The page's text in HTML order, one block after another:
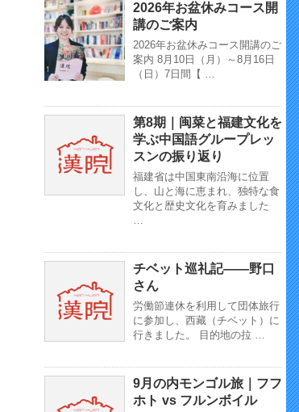
2026年お盆休みコース開
講のご案内
2026年お盆休みコース開講のご
案内 8月10日（月）～8月16日
（日）7日間【 …
第8期｜闽菜と福建文化を
学ぶ中国語グループレッ
スンの振り返り
福建省は中国東南沿海に位置
し、山と海に恵まれ、独特な食
文化と歴史文化を育みました
…
チベット巡礼記——野口
さん
労働節連休を利用して団体旅行
に参加し、西藏（チベット）に
行きました。 目的地の拉 …
9月の内モンゴル旅｜フフ
ホト vs フルンボイル